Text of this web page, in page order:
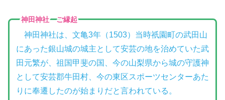
神田神社 ご縁起
神田神社は、文亀3年（1503）当時祇園町の武田山
にあった銀山城の城主として安芸の地を治めていた武
田元繁が、祖国甲斐の国、今の山梨県から城の守護神
として安芸郡牛田村、今の東区スポーツセンターあた
りに奉遷したのが始まりだと言われている。